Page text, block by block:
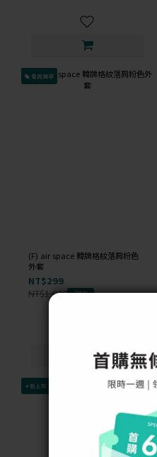
會員獨享
(F) air space 韓牌格紋落肩粉色
外套
NT$299
NT$1,000 -70%
✦新上架